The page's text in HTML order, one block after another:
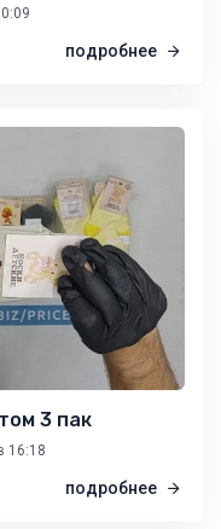
подробнее
3 пак
16:18
подробнее